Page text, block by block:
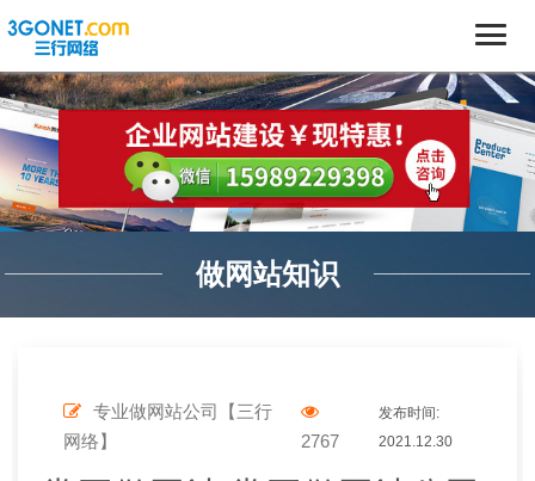
做网站知识
专业做网站公司【三行
网络】
2767
发布时间:
2021.12.30